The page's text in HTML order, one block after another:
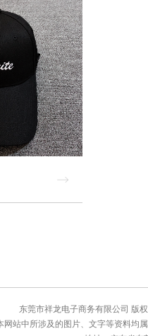
东莞市祥龙电子商务有限公司 版
网站中所涉及的图片、文字等资料均